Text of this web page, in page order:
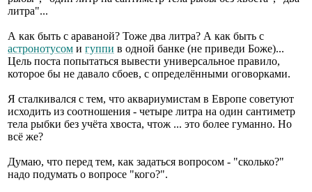
литра"...
А как быть с араваной? Тоже два литра? А как быть с
астронотусом и гуппи в одной банке (не приведи Боже)...
Цель поста попытаться вывести универсальное правило,
которое бы не давало сбоев, с определёнными оговорками.
Я сталкивался с тем, что аквариумистам в Европе советуют
исходить из соотношения - четыре литра на один сантиметр
тела рыбки без учёта хвоста, чтож ... это более гуманно. Но
всё же?
Думаю, что перед тем, как задаться вопросом - "сколько?"
надо подумать о вопросе "кого?".